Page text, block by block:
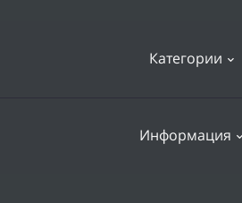
Категории
Информация